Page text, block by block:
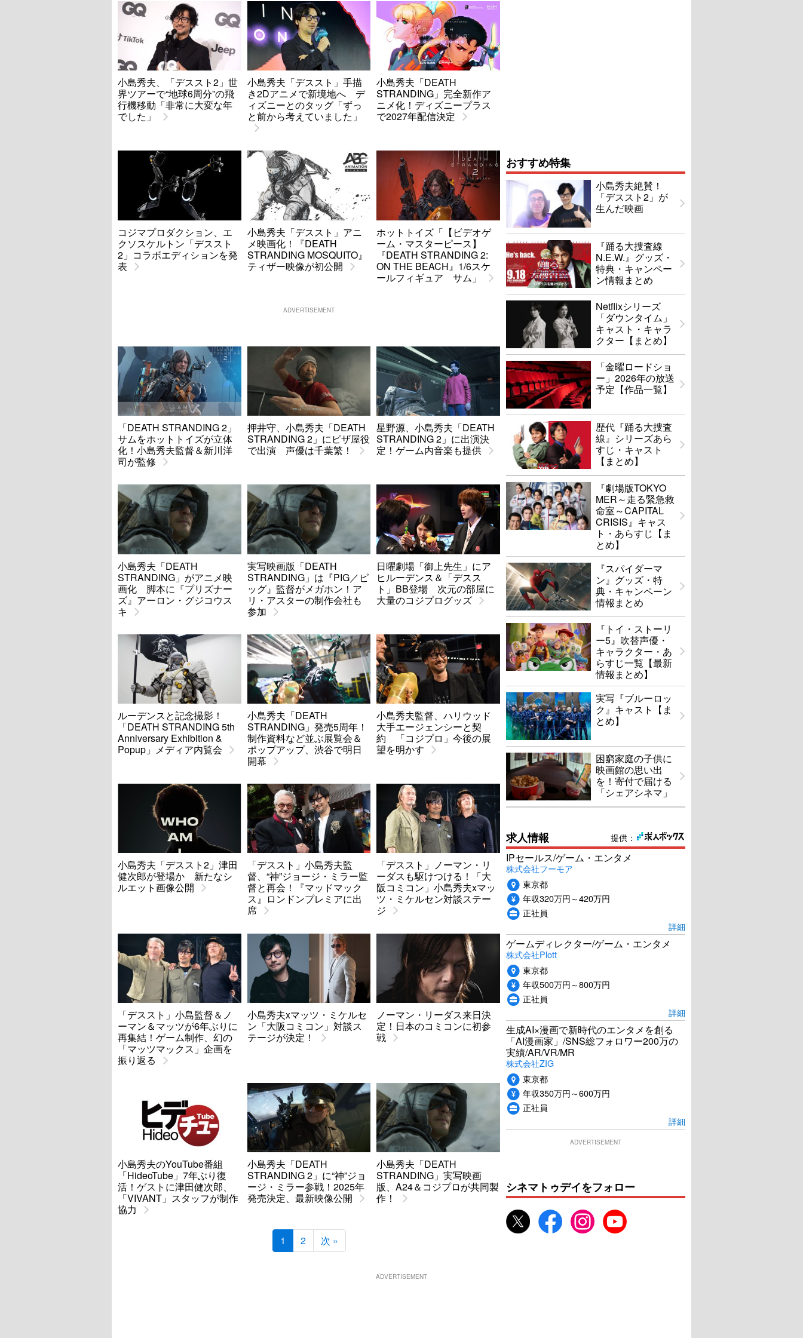
小島秀夫、「デススト2」世
界ツアーで“地球6周分”の飛
行機移動「非常に大変な年
でした」
小島秀夫「デススト」手描
き2Dアニメで新境地へ デ
ィズニーとのタッグ「ずっ
と前から考えていました」
小島秀夫「DEATH
STRANDING」完全新作ア
ニメ化！ディズニープラス
で2027年配信決定
コジマプロダクション、エ
クソスケルトン「デススト
2」コラボエディションを発
表
小島秀夫「デススト」アニ
メ映画化！『DEATH
STRANDING MOSQUITO』
ティザー映像が初公開
ホットトイズ「【ビデオゲ
ーム・マスターピース】
『DEATH STRANDING 2:
ON THE BEACH』1/6スケ
ールフィギュア サム」
ADVERTISEMENT
「DEATH STRANDING 2」
サムをホットトイズが立体
化！小島秀夫監督＆新川洋
司が監修
押井守、小島秀夫「DEATH
STRANDING 2」にピザ屋役
で出演 声優は千葉繁！
星野源、小島秀夫「DEATH
STRANDING 2」に出演決
定！ゲーム内音楽も提供
小島秀夫「DEATH
STRANDING」がアニメ映
画化 脚本に『プリズナー
ズ』アーロン・グジコウス
キ
実写映画版「DEATH
STRANDING」は『PIG／ピ
ッグ』監督がメガホン！ア
リ・アスターの制作会社も
参加
日曜劇場「御上先生」にア
ヒルーデンス＆「デスス
ト」BB登場 次元の部屋に
大量のコジプログッズ
ルーデンスと記念撮影！
「DEATH STRANDING 5th
Anniversary Exhibition &
Popup」メディア内覧会
小島秀夫「DEATH
STRANDING」発売5周年！
制作資料など並ぶ展覧会＆
ポップアップ、渋谷で明日
開幕
小島秀夫監督、ハリウッド
大手エージェンシーと契
約 「コジプロ」今後の展
望を明かす
小島秀夫「デススト2」津田
健次郎が登場か 新たなシ
ルエット画像公開
「デススト」小島秀夫監
督、“神”ジョージ・ミラー監
督と再会！『マッドマック
ス』ロンドンプレミアに出
席
「デススト」ノーマン・リ
ーダスも駆けつける！「大
阪コミコン」小島秀夫xマッ
ツ・ミケルセン対談ステー
ジ
「デススト」小島監督＆ノ
ーマン＆マッツが6年ぶりに
再集結！ゲーム制作、幻の
「マッツマックス」企画を
振り返る
小島秀夫xマッツ・ミケルセ
ン「大阪コミコン」対談ス
テージが決定！
ノーマン・リーダス来日決
定！日本のコミコンに初参
戦
小島秀夫のYouTube番組
「HideoTube」7年ぶり復
活！ゲストに津田健次郎、
「VIVANT」スタッフが制作
協力
小島秀夫「DEATH
STRANDING 2」に“神”ジョ
ージ・ミラー参戦！2025年
発売決定、最新映像公開
小島秀夫「DEATH
STRANDING」実写映画
版、A24＆コジプロが共同製
作！
1 2 次 »
おすすめ特集
小島秀夫絶賛！
「デススト2」が
生んだ映画
『踊る大捜査線
N.E.W.』グッズ・
特典・キャンペー
ン情報まとめ
Netflixシリーズ
「ダウンタイム」
キャスト・キャラ
クター【まとめ】
「金曜ロードショ
ー」2026年の放送
予定【作品一覧】
歴代『踊る大捜査
線』シリーズあら
すじ・キャスト
【まとめ】
『劇場版TOKYO
MER～走る緊急救
命室～CAPITAL
CRISIS』キャス
ト・あらすじ【ま
とめ】
『スパイダーマ
ン』グッズ・特
典・キャンペーン
情報まとめ
『トイ・ストーリ
ー5』吹替声優・
キャラクター・あ
らすじ一覧【最新
情報まとめ】
実写『ブルーロッ
ク』キャスト【ま
とめ】
困窮家庭の子供に
映画館の思い出
を！寄付で届ける
「シェアシネマ」
提供：
求人情報
IPセールス/ゲーム・エンタメ
株式会社フーモア
東京都
年収320万円～420万円
正社員
詳細
ゲームディレクター/ゲーム・エンタメ
株式会社Plott
東京都
年収500万円～800万円
正社員
詳細
生成AI×漫画で新時代のエンタメを創る
「AI漫画家」/SNS総フォロワー200万の
実績/AR/VR/MR
株式会社ZIG
東京都
年収350万円～600万円
正社員
詳細
ADVERTISEMENT
シネマトゥデイをフォロー
ADVERTISEMENT